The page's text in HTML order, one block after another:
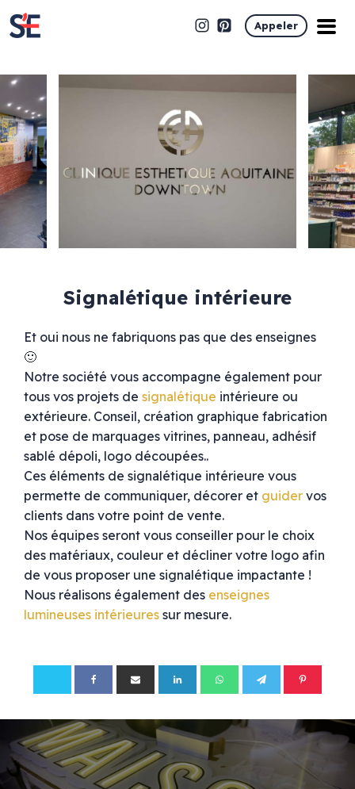
Appeler
Signalétique intérieure
Et oui nous ne fabriquons pas que des enseignes
🙂
Notre société vous accompagne également pour
tous vos projets de signalétique intérieure ou
extérieure. Conseil, création graphique fabrication
et pose de marquages vitrines, panneau, adhésif
sablé dépoli, logo découpées..
Ces éléments de signalétique intérieure vous
permette de communiquer, décorer et guidervos
clients dans votre point de vente.
Nos équipes seront vous conseiller pour le choix
des matériaux, couleur et décliner votre logo afin
de vous proposer une signalétique impactante !
Nous réalisons également des enseignes
lumineuses intérieuressur mesure.